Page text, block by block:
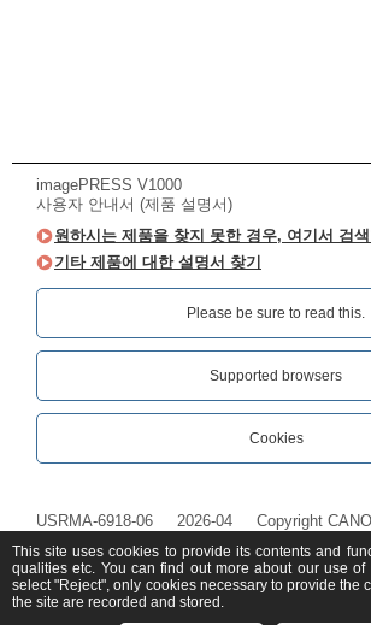
imagePRESS V1000
사용자 안내서 (제품 설명서)
원하시는 제품을 찾지 못한 경우, 여기서 검
기타 제품에 대한 설명서 찾기
Please be sure to read this.‎
Supported browsers
Cookies
USRMA-6918-06 2026-04 Copyright
This site uses cookies to provide its contents and
qualities etc. You can find out more about our use of
select "Reject", only cookies necessary to provide the
the site are recorded and stored.